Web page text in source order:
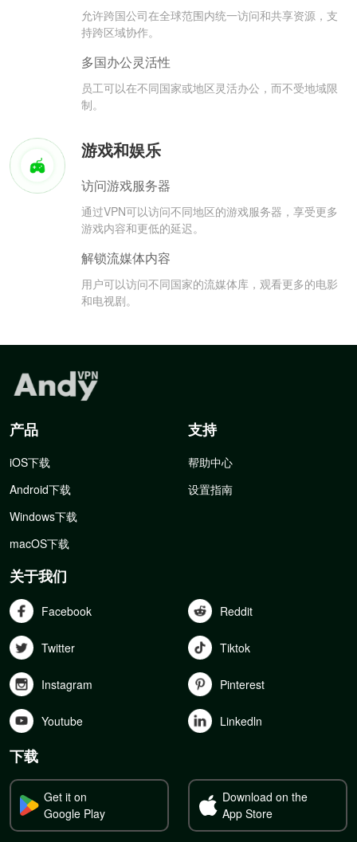
允许跨国公司在全球范围内统一访问和共享资源，支
持跨区域协作。
多国办公灵活性
员工可以在不同国家或地区灵活办公，而不受地域限
制。
游戏和娱乐
访问游戏服务器
通过VPN可以访问不同地区的游戏服务器，享受更多
游戏内容和更低的延迟。
解锁流媒体内容
用户可以访问不同国家的流媒体库，观看更多的电影
和电视剧。
产品
iOS下载
Android下载
Windows下载
macOS下载
支持
帮助中心
设置指南
关于我们
Facebook Reddit
Twitter Tiktok
Instagram Pinterest
Youtube Linkedln
下载
Get it on
Google Play
Download on the
App Store